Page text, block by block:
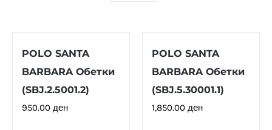
POLO SANTA
BARBARA Обетки
(SBJ.2.5001.2)
950.00 ден
POLO SANTA
BARBARA Обетки
(SBJ.5.30001.1)
1,850.00 ден